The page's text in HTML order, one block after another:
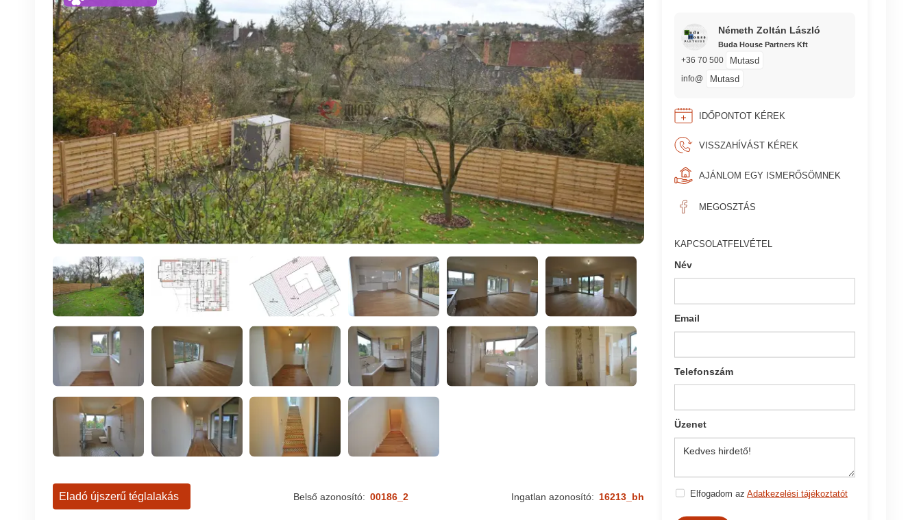
Németh Zoltán László
Buda House Partners Kft
+36 70 500 Mutasd
info@ Mutasd
IDŐPONTOT KÉREK
VISSZAHÍVÁST KÉREK
AJÁNLOM EGY ISMERŐSÖMNEK
MEGOSZTÁS
KAPCSOLATFELVÉTEL
Név
Email
Telefonszám
Üzenet
Elfogadom az Adatkezelési tájékoztatót
Eladó újszerű téglalakás Belső azonosító: 00186_2 Ingatlan azonosító: 16213_bh